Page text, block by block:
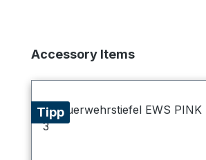
Produktgalerie überspringen
Accessory Items
Tipp